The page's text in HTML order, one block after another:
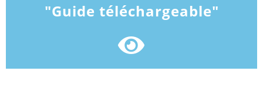
"Guide téléchargeable"